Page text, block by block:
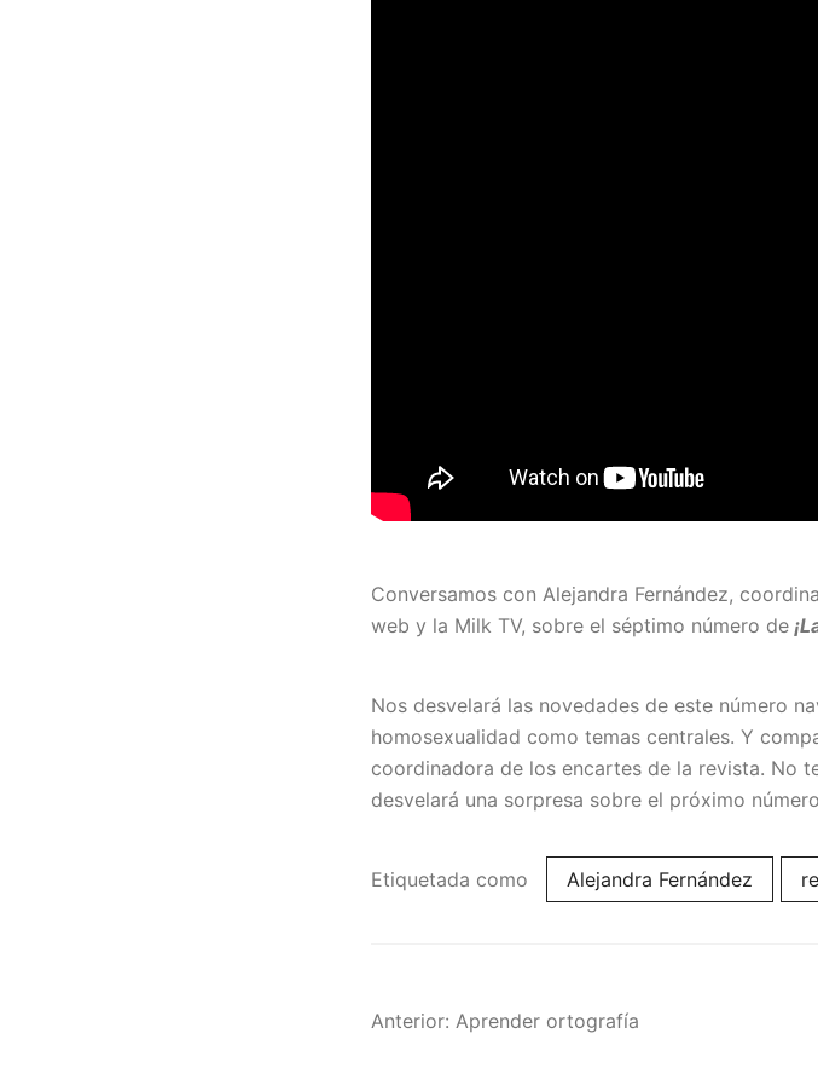
Conversamos con Alejandra Fernández,
web y la Milk TV, sobre el séptimo número de
Nos desvelará las novedades de este número
homosexualidad como temas centrales. Y
coordinadora de los encartes de la revista. No
desvelará una sorpresa sobre el próximo
Etiquetada como Alejandra Fernández
Navegación
Anterior: Aprender ortografía